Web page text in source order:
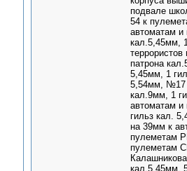
подвале
54 к
автоматам и
кал.5,45мм,
патрона
5,45мм, 1
5,54мм, №17
кал.9мм, 1
автоматам и
гильз кал.
на 39мм к
пулеметам
пулеметам
кал.5,45мм,